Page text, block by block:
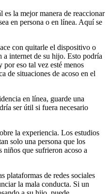
es la mejor manera de reaccionar
en persona o en línea. Aquí se
con quitarle el dispositivo o
a internet de su hijo. Esto podría
eso tal vez esté menos
de situaciones de acoso en el
en línea, guarde una
ser útil si fuera necesario
la experiencia. Los estudios
solo una persona que los
niños que sufrieron acoso a
plataformas de redes sociales
la mala conducta. Si un